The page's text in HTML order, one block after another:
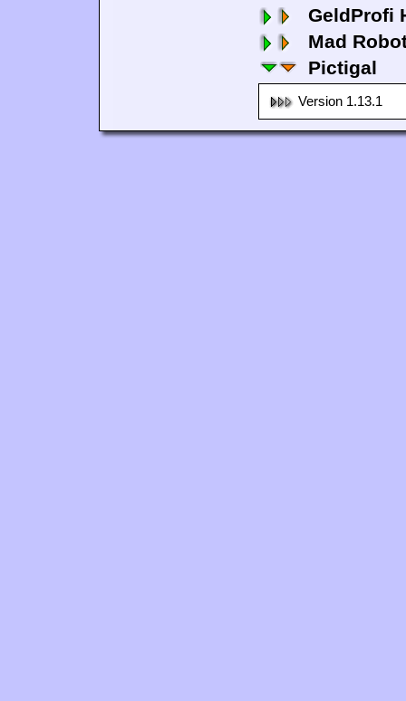
GeldProfi
Mad
Pictigal
Version 1.13.1